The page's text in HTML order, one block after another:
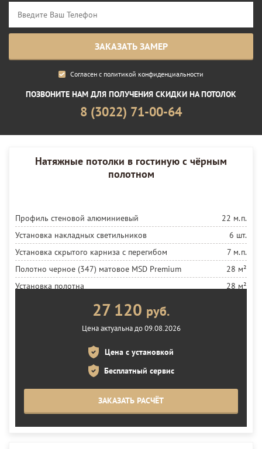
Согласен с политикой конфиденциальности
ПОЗВОНИТЕ НАМ ДЛЯ ПОЛУЧЕНИЯ СКИДКИ НА ПОТОЛОК
8 (3022) 71-00-64
Натяжные потолки в гостиную с чёрным
полотном
Профиль стеновой алюминиевый
22 м.п.
Установка накладных светильников
6 шт.
Установка скрытого карниза с перегибом
7 м.п.
Полотно черное (347) матовое MSD Premium
28 м²
Установка полотна
28 м²
27 120 руб.
Цена актуальна до 09.08.2026
Цена с установкой
Бесплатный сервис
ЗАКАЗАТЬ РАСЧЁТ